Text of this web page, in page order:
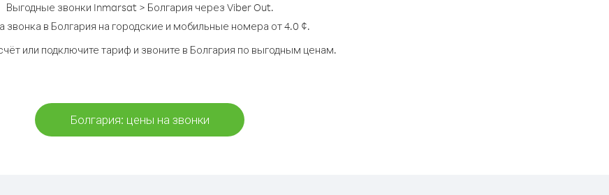
Выгодные звонки Inmarsat > Болгария через Viber Out.
звонка в Болгария на городские и мобильные номера от 4.0 ¢.
или подключите тариф и звоните в Болгария по выгодным ценам.
Болгария: цены на звонки